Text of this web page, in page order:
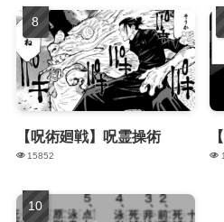
【呪術廻戦】呪霊操術
15852